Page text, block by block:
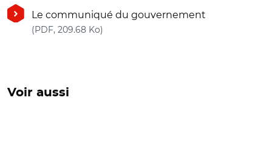
Le communiqué du gouvernement
(PDF, 209.68 Ko)
Voir aussi